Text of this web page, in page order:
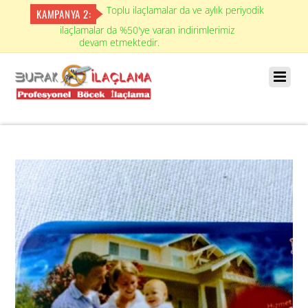
KAMPANYA 2:
Toplu ilaçlamalar da ve aylık periyodik
ilaçlamalar da %50'ye varan indirimlerimiz
devam etmektedir.